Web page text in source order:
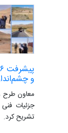
و چشم‌انداز
معاون طرح
جزئیات
تشریح کرد.